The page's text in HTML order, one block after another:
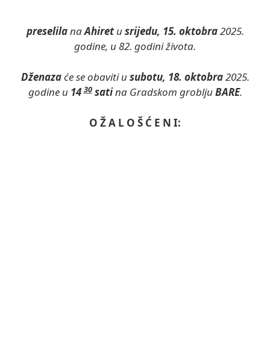
preselilanaAhiretusrijedu, 15. oktobra2025.
godine, u 82. godini života.
Dženazaće se obaviti usubotu, 18. oktobra2025.
godine u 1430satina Gradskom grobljuBARE.
O Ž A L O Š Ć E N I: